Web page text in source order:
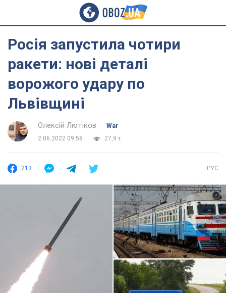
Росія запустила чотири
ракети: нові деталі
ворожого удару по
Львівщині
Олексій Лютіков
War
2.06.2022 09:58
27,9 т.
213 РУС